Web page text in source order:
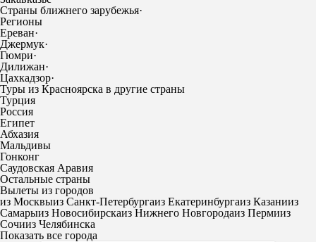
Страны ближнего зарубежья·
Регионы
Ереван·
Джермук·
Гюмри·
Дилижан·
Цахкадзор·
Туры из Красноярска в другие страны
Турция
Россия
Египет
Абхазия
Мальдивы
Гонконг
Саудовская Аравия
Остальные страны
Вылеты из городов
из Москвыиз Санкт-Петербургаиз Екатеринбургаиз Казанииз
Самарыиз Новосибирскаиз Нижнего Новгородаиз Пермииз
Сочииз Челябинска
Показать все города